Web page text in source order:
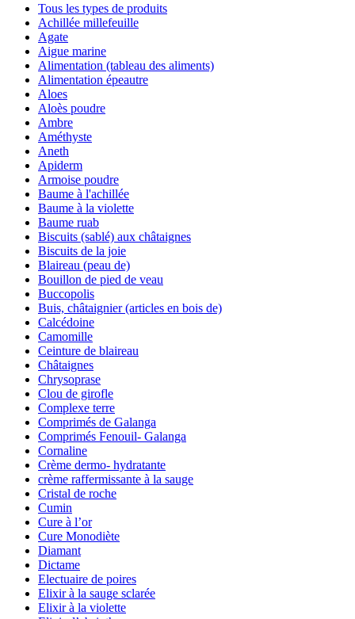
Tous les types de produits
Achillée millefeuille
Agate
Aigue marine
Alimentation (tableau des aliments)
Alimentation épeautre
Aloes
Aloès poudre
Ambre
Améthyste
Aneth
Apiderm
Armoise poudre
Baume à l'achillée
Baume à la violette
Baume ruab
Biscuits (sablé) aux châtaignes
Biscuits de la joie
Blaireau (peau de)
Bouillon de pied de veau
Buccopolis
Buis, châtaignier (articles en bois de)
Calcédoine
Camomille
Ceinture de blaireau
Châtaignes
Chrysoprase
Clou de girofle
Complexe terre
Comprimés de Galanga
Comprimés Fenouil- Galanga
Cornaline
Crème dermo- hydratante
crème raffermissante à la sauge
Cristal de roche
Cumin
Cure à l’or
Cure Monodiète
Diamant
Dictame
Electuaire de poires
Elixir à la sauge sclarée
Elixir à la violette